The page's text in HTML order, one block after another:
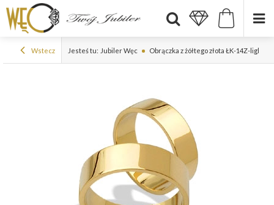
Wstecz Jesteś tu: Jubiler Węc Obrączka z żółtego złota ŁK-14Z-light-m